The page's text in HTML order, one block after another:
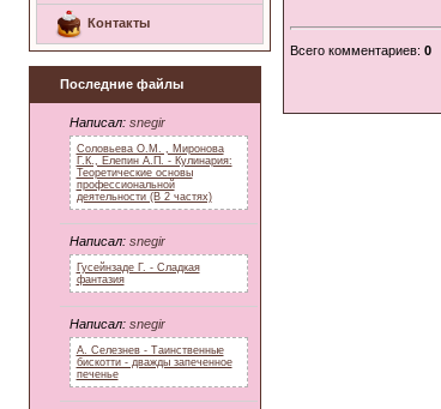
Контакты
Последние файлы
Написал: snegir
Соловьева О.М. , Миронова
Г.К., Елепин А.П. - Кулинария:
Теоретические основы
профессиональной
деятельности (В 2 частях)
Написал: snegir
Гусейнзаде Г. - Сладкая
фантазия
Написал: snegir
А. Селезнев - Таинственные
бискотти - дважды запеченное
печенье
Всего комментариев: 0